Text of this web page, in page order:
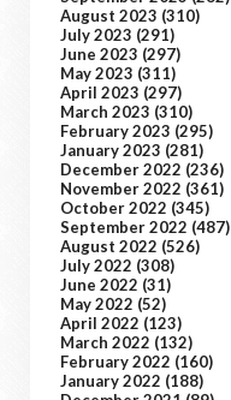
August 2023 (310)
July 2023 (291)
June 2023 (297)
May 2023 (311)
April 2023 (297)
March 2023 (310)
February 2023 (295)
January 2023 (281)
December 2022 (236)
November 2022 (361)
October 2022 (345)
September 2022 (487)
August 2022 (526)
July 2022 (308)
June 2022 (31)
May 2022 (52)
April 2022 (123)
March 2022 (132)
February 2022 (160)
January 2022 (188)